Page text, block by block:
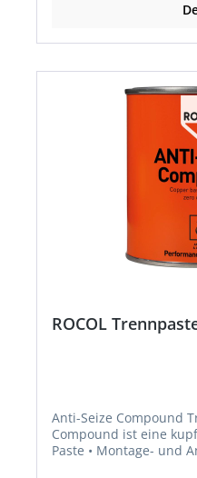
ROCOL
Anti-Seize Compound
Compound ist eine
Paste • Montage- und Anti-Seize-Schmierstoff,